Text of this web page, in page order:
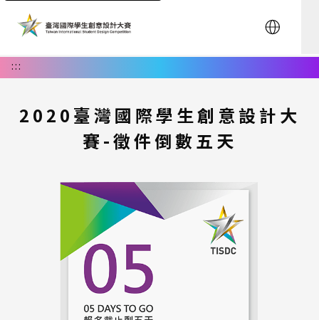
English
:::
2020臺灣國際學生創意設計大
賽-徵件倒數五天